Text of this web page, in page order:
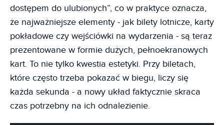
dostępem do ulubionych”, co w praktyce oznacza,
że najważniejsze elementy - jak bilety lotnicze, karty
pokładowe czy wejściówki na wydarzenia - są teraz
prezentowane w formie dużych, pełnoekranowych
kart. To nie tylko kwestia estetyki. Przy biletach,
które często trzeba pokazać w biegu, liczy się
każda sekunda - a nowy układ faktycznie skraca
czas potrzebny na ich odnalezienie.